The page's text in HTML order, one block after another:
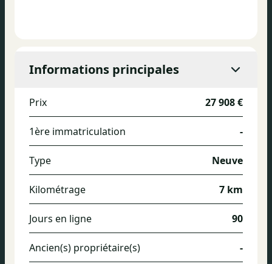
Informations principales
Prix 27 908 €
1ère immatriculation -
Type Neuve
Kilométrage 7 km
Jours en ligne 90
Ancien(s) propriétaire(s) -